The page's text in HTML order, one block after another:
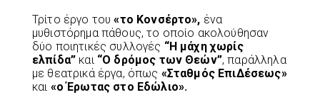
Τρίτο έργο του«το Κονσέρτο», ένα
μυθιστόρημα πάθους, το οποίο ακολούθησαν
δύο ποιητικές συλλογές “Η μάχη χωρίς
ελπίδα” και “Ο δρόμος των Θεών”, παράλληλα
με θεατρικά έργα, όπως «Σταθμός ΕπιΔέσεως»
και «ο Έρωτας στο Εδώλιο».